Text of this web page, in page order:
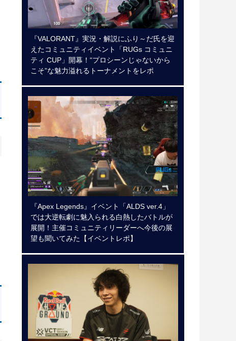
『VALORANT』実況・解説にふり～だ氏を迎
えたコミュニティイベント「RUGs コミュニ
ティ CUP」開幕！“プロシーンじゃないから
こそ”な魅力溢れるトーナメントをレポ
『Apex Legends』イベント「ALDS ver.4」
では大逆転劇に魅入られる白熱したバトルが
展開！主催コミュニティリーダーへ今後の展
望も聞いてみた【イベントレポ】